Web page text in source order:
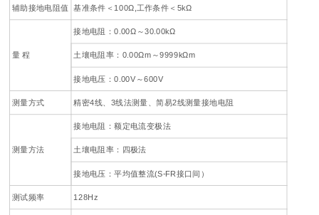
辅助接地电阻值 基准条件＜100Ω,工作条件＜5kΩ
量 程
接地电阻：0.00Ω～30.00kΩ
土壤电阻率：0.00Ωm～9999kΩm
接地电压：0.00V～600V
测量方式 精密4线、3线法测量、简易2线测量接地电阻
测量方法
接地电阻：额定电流变极法
土壤电阻率：四极法
接地电压：平均值整流(S-FR接口间）
测试频率 128Hz